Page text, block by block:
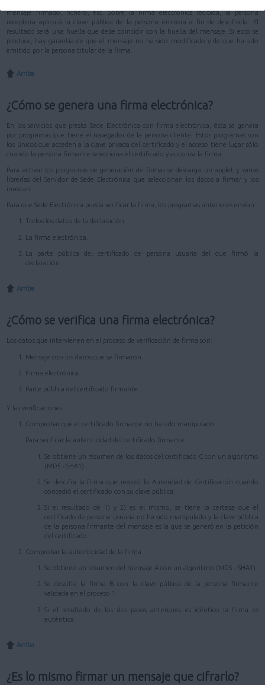
mensaje firmado, fichero, etc. Sobre la firma electrónica recibida, la persona
receptora aplicará la clave pública de la persona emisora a fin de descifrarla. El
resultado será una huella que debe coincidir con la huella del mensaje. Si esto se
produce, hay garantía de que el mensaje no ha sido modificado y de que ha sido
emitido por la persona titular de la firma.
Arriba
¿Cómo se genera una firma electrónica?
En los servicios que presta Sede Electrónica con firma electrónica, ésta se genera
por programas que tiene el navegador de la persona cliente. Estos programas son
los únicos que acceden a la clave privada del certificado y el acceso tiene lugar sólo
cuando la persona firmante selecciona el certificado y autoriza la firma.
Para activar los programas de generación de firmas se descarga un applet y varias
librerías del Servidor de Sede Electrónica que seleccionan los datos a firmar y los
invocan.
Para que Sede Electrónica pueda verificar la firma, los programas anteriores envían:
Todos los datos de la declaración.
La firma electrónica.
La parte pública del certificado de persona usuaria del que firmó la
declaración.
Arriba
¿Cómo se verifica una firma electrónica?
Los datos que intervienen en el proceso de verificación de firma son:
Mensaje con los datos que se firmaron.
Firma electrónica.
Parte pública del certificado firmante.
Y las verificaciones:
Comprobar que el certificado firmante no ha sido manipulado.
Para verificar la autenticidad del certificado firmante:
Se obtiene un resumen de los datos del certificado C con un algoritmo
(MD5 - SHA1).
Se descifra la firma que realizó la Autoridad de Certificación cuando
concedió el certificado con su clave pública.
Si el resultado de 1) y 2) es el mismo, se tiene la certeza que el
certificado de persona usuaria no ha sido manipulado y la clave pública
de la persona firmante del mensaje es la que se generó en la petición
del certificado.
Comprobar la autenticidad de la firma.
Se obtiene un resumen del mensaje A con un algoritmo (MD5 - SHA1).
Se descifra la firma B con la clave pública de la persona firmante
validada en el proceso 1.
Si el resultado de los dos pasos anteriores es idéntico la firma es
auténtica.
Arriba
¿Es lo mismo firmar un mensaje que cifrarlo?